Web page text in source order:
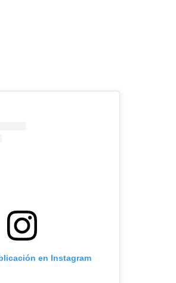
en Instagram